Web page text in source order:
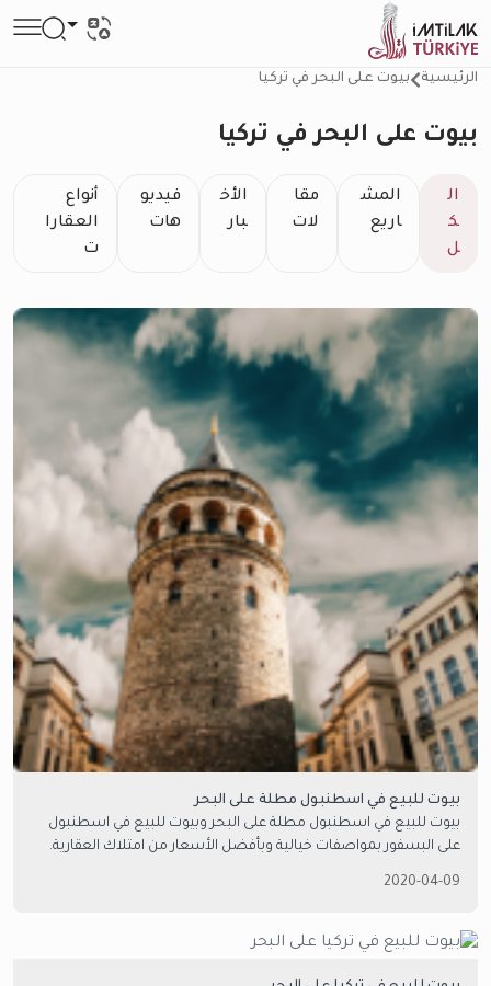
الرئيسية بيوت على البحر في تركيا
بيوت على البحر في تركيا
ال
ك
ل
المش
اريع
مقا
لات
الأخ
بار
فيديو
هات
أنواع
العقارا
ت
بيوت للبيع في اسطنبول مطلة على البحر
بيوت للبيع في اسطنبول مطلة على البحر وبيوت للبيع في اسطنبول
على البسفور بمواصفات خيالية وبأفضل الأسعار من امتلاك العقارية.
2020-04-09